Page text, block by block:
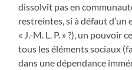
dissolvît pas en
restreintes, si à défaut
« J.-M. L. P. » ?), un
tous les éléments sociaux
dans une dépendance